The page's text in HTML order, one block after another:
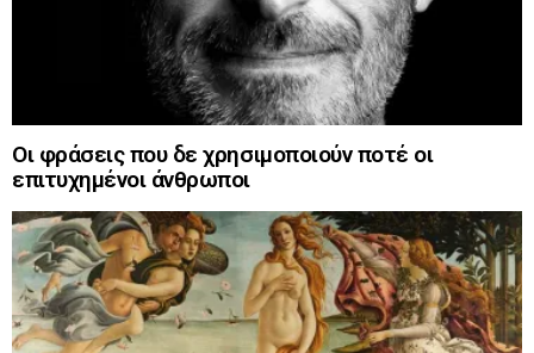
Οι φράσεις που δε χρησιμοποιούν ποτέ οι
επιτυχημένοι άνθρωποι